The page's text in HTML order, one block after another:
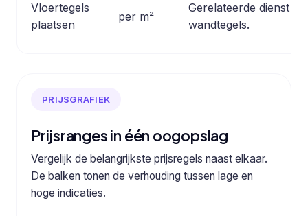
Vloertegels
plaatsen
per m²
Gerelateerde dienst
wandtegels.
PRIJSGRAFIEK
Prijsranges in één oogopslag
Vergelijk de belangrijkste prijsregels naast elkaar.
De balken tonen de verhouding tussen lage en
hoge indicaties.